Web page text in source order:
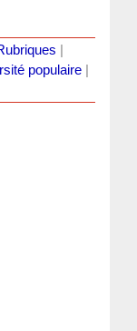
populaire